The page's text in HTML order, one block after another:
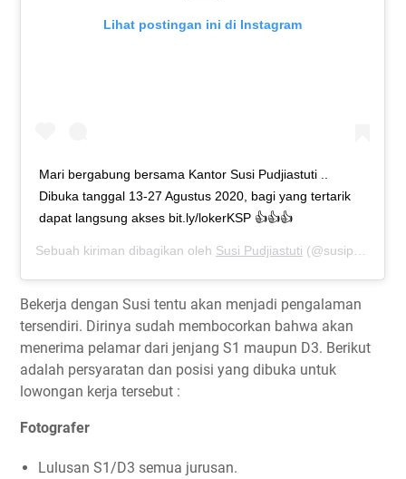
Lihat postingan ini di Instagram
Mari bergabung bersama Kantor Susi Pudjiastuti ..
Dibuka tanggal 13-27 Agustus 2020, bagi yang tertarik
dapat langsung akses bit.ly/lokerKSP 👍👍👍
Sebuah kiriman dibagikan oleh Susi Pudjiastuti (@susipudjiastuti115) pada
Bekerja dengan Susi tentu akan menjadi pengalaman
tersendiri. Dirinya sudah membocorkan bahwa akan
menerima pelamar dari jenjang S1 maupun D3. Berikut
adalah persyaratan dan posisi yang dibuka untuk
lowongan kerja tersebut :
Fotografer
Lulusan S1/D3 semua jurusan.